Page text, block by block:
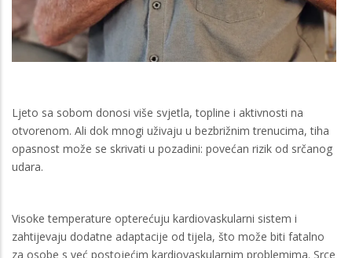
Ljeto sa sobom donosi više svjetla, topline i aktivnosti na
otvorenom. Ali dok mnogi uživaju u bezbrižnim trenucima, tiha
opasnost može se skrivati u pozadini: povećan rizik od srčanog
udara.
Visoke temperature opterećuju kardiovaskularni sistem i
zahtijevaju dodatne adaptacije od tijela, što može biti fatalno
za osobe s već postojećim kardiovaskularnim problemima. Srce